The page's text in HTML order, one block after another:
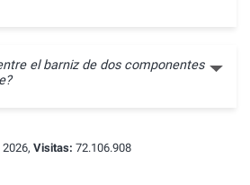
el barniz de dos componentes
2026, Visitas: 72.106.908